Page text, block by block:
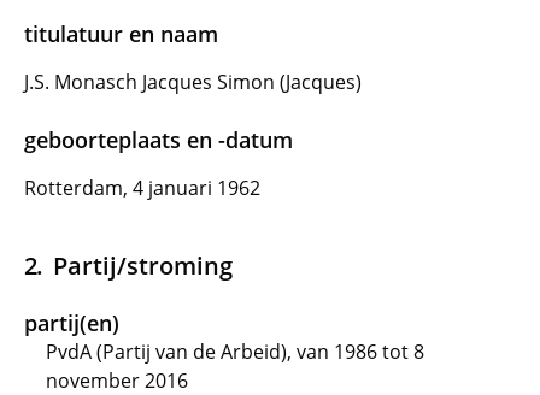
titulatuur en naam
J.S. Monasch Jacques Simon (Jacques)
geboorteplaats en -datum
Rotterdam, 4 januari 1962
Partij/stroming
partij(en)
PvdA (Partij van de Arbeid), van 1986 tot 8
november 2016